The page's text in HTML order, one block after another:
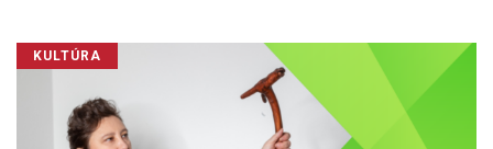
KULTÚRA